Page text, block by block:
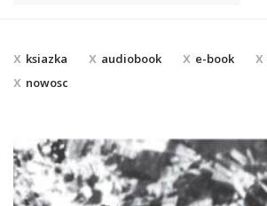
ksiazka audiobook e-book
nowosc